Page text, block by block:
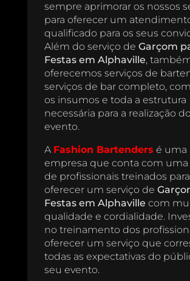
sempre aprimorar os nossos
para oferecer um
qualificado para os seus
Além do serviço de Garçom
Festas em Alphaville,
oferecemos serviços de
serviços de bar completo,
os insumos e toda a estrutura
necessária para a realização
evento.
A Fashion Bartenders é uma
empresa que conta com
de profissionais treinados para
oferecer um serviço de
Festas em Alphaville com
qualidade e cordialidade.
no treinamento dos
oferecer um serviço que
todas as expectativas do
seu evento.